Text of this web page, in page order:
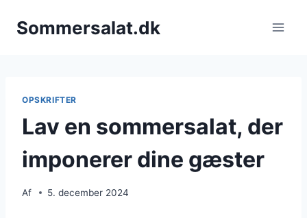
Sommersalat.dk
OPSKRIFTER
Lav en sommersalat, der
imponerer dine gæster
Af 5. december 2024